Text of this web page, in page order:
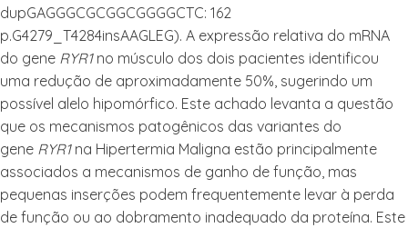
dupGAGGGCGCGGCGGGGCTC: 162
p.G4279_T4284insAAGLEG). A expressão relativa do mRNA
do gene RYR1no músculo dos dois pacientes identificou
uma redução de aproximadamente 50%, sugerindo um
possível alelo hipomórfico. Este achado levanta a questão
que os mecanismos patogênicos das variantes do
gene RYR1na Hipertermia Maligna estão principalmente
associados a mecanismos de ganho de função, mas
pequenas inserções podem frequentemente levar à perda
de função ou ao dobramento inadequado da proteína. Este